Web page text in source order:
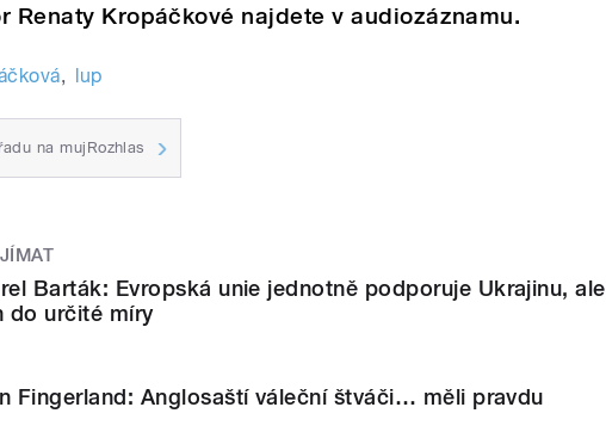
Renaty Kropáčkové najdete v audiozáznamu.
, lup
na mujRozhlas
Barták: Evropská unie jednotně podporuje Ukrajinu, ale
do určité míry
Fingerland: Anglosaští váleční štváči… měli pravdu